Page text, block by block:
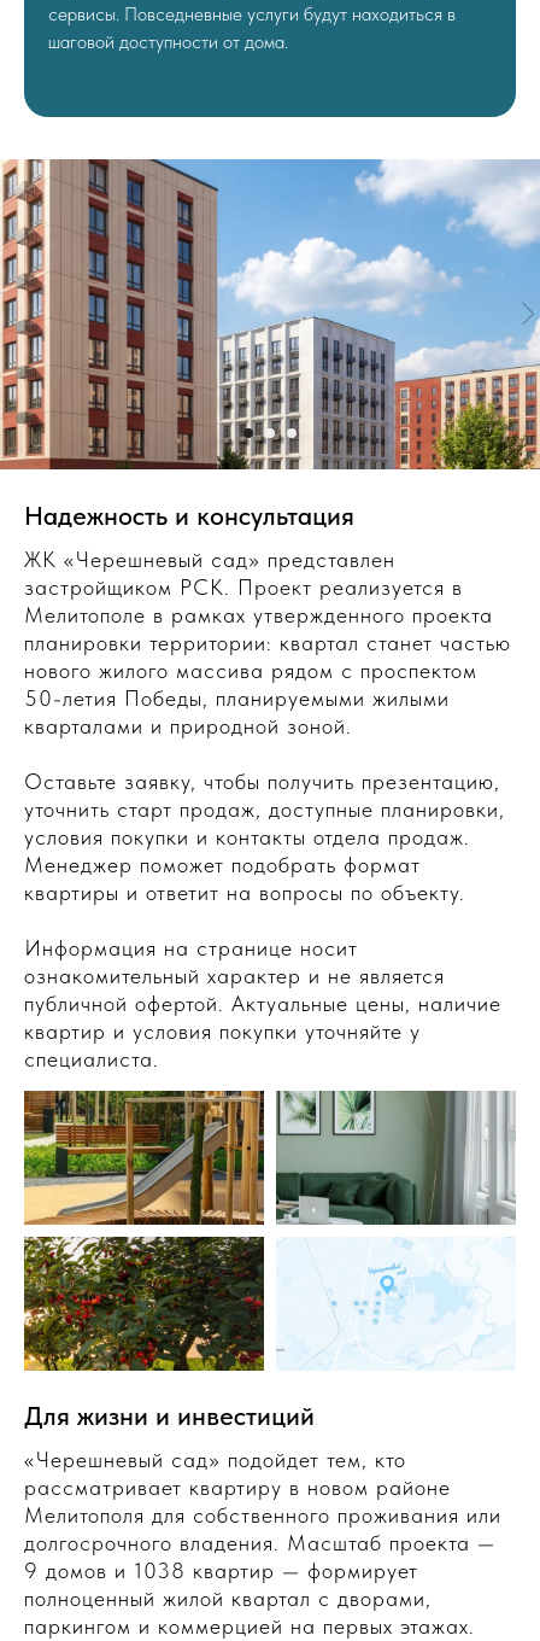
сервисы. Повседневные услуги будут находиться в
шаговой доступности от дома.
Надежность и консультация
ЖК «Черешневый сад» представлен
застройщиком РСК. Проект реализуется в
Мелитополе в рамках утвержденного проекта
планировки территории: квартал станет частью
нового жилого массива рядом с проспектом
50-летия Победы, планируемыми жилыми
кварталами и природной зоной.
Оставьте заявку, чтобы получить презентацию,
уточнить старт продаж, доступные планировки,
условия покупки и контакты отдела продаж.
Менеджер поможет подобрать формат
квартиры и ответит на вопросы по объекту.
Информация на странице носит
ознакомительный характер и не является
публичной офертой. Актуальные цены, наличие
квартир и условия покупки уточняйте у
специалиста.
Для жизни и инвестиций
«Черешневый сад» подойдет тем, кто
рассматривает квартиру в новом районе
Мелитополя для собственного проживания или
долгосрочного владения. Масштаб проекта —
9 домов и 1038 квартир — формирует
полноценный жилой квартал с дворами,
паркингом и коммерцией на первых этажах.